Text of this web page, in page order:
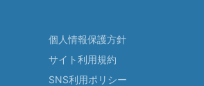
個人情報保護方針
サイト利用規約
SNS利用ポリシー